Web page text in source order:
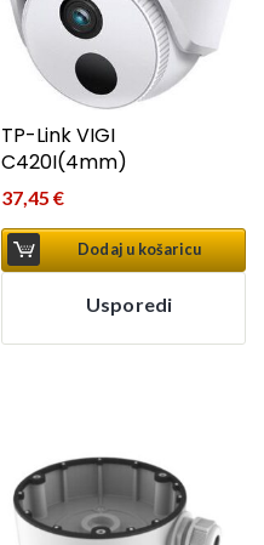
TP-Link VIGI
C420I(4mm)
37,45€
Dodaj u košaricu
Usporedi